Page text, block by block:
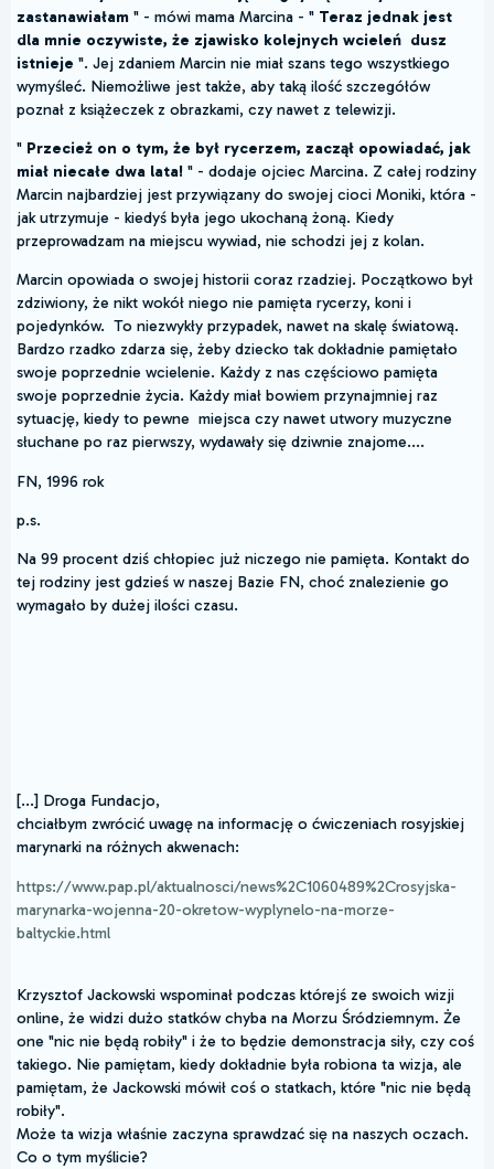
zastanawiałam " - mówi mama Marcina - " Teraz jednak jest
dla mnie oczywiste, że zjawisko kolejnych wcieleń dusz
istnieje ". Jej zdaniem Marcin nie miał szans tego wszystkiego
wymyśleć. Niemożliwe jest także, aby taką ilość szczegółów
poznał z książeczek z obrazkami, czy nawet z telewizji.
" Przecież on o tym, że był rycerzem, zaczął opowiadać, jak
miał niecałe dwa lata! " - dodaje ojciec Marcina. Z całej rodziny
Marcin najbardziej jest przywiązany do swojej cioci Moniki, która -
jak utrzymuje - kiedyś była jego ukochaną żoną. Kiedy
przeprowadzam na miejscu wywiad, nie schodzi jej z kolan.
Marcin opowiada o swojej historii coraz rzadziej. Początkowo był
zdziwiony, że nikt wokół niego nie pamięta rycerzy, koni i
pojedynków. To niezwykły przypadek, nawet na skalę światową.
Bardzo rzadko zdarza się, żeby dziecko tak dokładnie pamiętało
swoje poprzednie wcielenie. Każdy z nas częściowo pamięta
swoje poprzednie życia. Każdy miał bowiem przynajmniej raz
sytuację, kiedy to pewne miejsca czy nawet utwory muzyczne
słuchane po raz pierwszy, wydawały się dziwnie znajome....
FN, 1996 rok
p.s.
Na 99 procent dziś chłopiec już niczego nie pamięta. Kontakt do
tej rodziny jest gdzieś w naszej Bazie FN, choć znalezienie go
wymagało by dużej ilości czasu.
[...] Droga Fundacjo,
chciałbym zwrócić uwagę na informację o ćwiczeniach rosyjskiej
marynarki na różnych akwenach:
https://www.pap.pl/aktualnosci/news%2C1060489%2Crosyjska-
marynarka-wojenna-20-okretow-wyplynelo-na-morze-
baltyckie.html
Krzysztof Jackowski wspominał podczas którejś ze swoich wizji
online, że widzi dużo statków chyba na Morzu Śródziemnym. Że
one "nic nie będą robiły" i że to będzie demonstracja siły, czy coś
takiego. Nie pamiętam, kiedy dokładnie była robiona ta wizja, ale
pamiętam, że Jackowski mówił coś o statkach, które "nic nie będą
robiły".
Może ta wizja właśnie zaczyna sprawdzać się na naszych oczach.
Co o tym myślicie?